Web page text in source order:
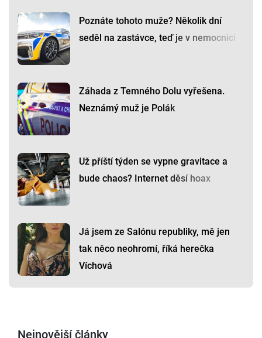
Poznáte tohoto muže? Několik dní
seděl na zastávce, teď je v nemocnici
Záhada z Temného Dolu vyřešena.
Neznámý muž je Polák
Už příští týden se vypne gravitace a
bude chaos? Internet děsí hoax
Já jsem ze Salónu republiky, mě jen
tak něco neohromí, říká herečka
Víchová
Nejnovější články